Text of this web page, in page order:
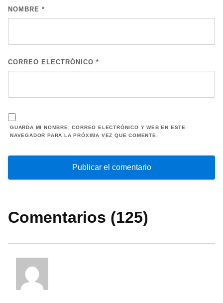
NOMBRE *
CORREO ELECTRÓNICO *
GUARDA MI NOMBRE, CORREO ELECTRÓNICO Y WEB EN ESTE
NAVEGADOR PARA LA PRÓXIMA VEZ QUE COMENTE.
Comentarios (125)